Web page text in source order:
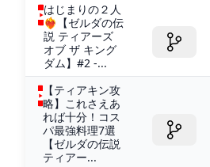
はじまりの２人
❤️‍🔥【ゼルダの伝
説 ティアーズ
オブ ザ キング
ダム】#2 -...
【ティアキン攻
略】これさえあ
れば十分！コス
パ最強料理7選
【ゼルダの伝説
ティアー...